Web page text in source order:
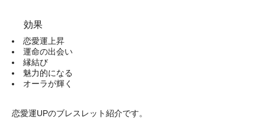
効果
恋愛運上昇
運命の出会い
縁結び
魅力的になる
オーラが輝く
恋愛運UPのブレスレット紹介です。